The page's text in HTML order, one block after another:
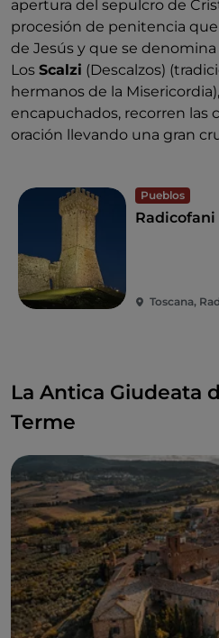
apertura del sepulcro de
procesión de penitencia
de Jesús y que se denomina
Los Scalzi (Descalzos)
hermanos de la
encapuchados, recorren las
oración llevando una gran
Pueblos
Radicofani
Toscana,
La Antica Giudeata
Terme